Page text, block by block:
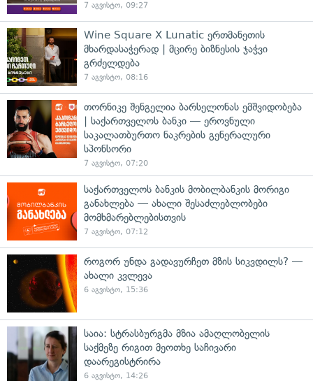
7 აგვისტო, 09:27
Wine Square X Lunatic ერთმანეთის
მხარდასაჭერად | მცირე ბიზნესის ჯაჭვი
გრძელდება
7 აგვისტო, 08:16
თორნიკე შენგელია ბარსელონას ემშვიდობება
| საქართველოს ბანკი — ეროვნული
საკალათბურთო ნაკრების გენერალური
სპონსორი
7 აგვისტო, 07:20
საქართველოს ბანკის მობილბანკის მორიგი
განახლება — ახალი შესაძლებლობები
მომხმარებლებისთვის
7 აგვისტო, 07:12
როგორ უნდა გადავურჩეთ მზის სიკვდილს? —
ახალი კვლევა
6 აგვისტო, 15:36
საია: სტრასბურგმა მზია ამაღლობელის
საქმეზე რიგით მეოთხე საჩივარი
დაარეგისტრირა
6 აგვისტო, 14:26